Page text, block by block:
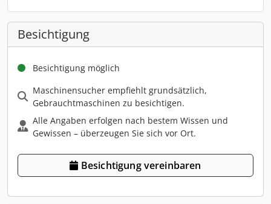
Besichtigung
Besichtigung möglich
Maschinensucher empfiehlt grundsätzlich,
Gebrauchtmaschinen zu besichtigen.
Alle Angaben erfolgen nach bestem Wissen und
Gewissen – überzeugen Sie sich vor Ort.
Besichtigung vereinbaren